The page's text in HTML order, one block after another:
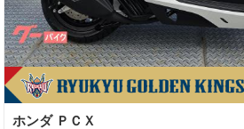
ホンダ ＰＣＸ